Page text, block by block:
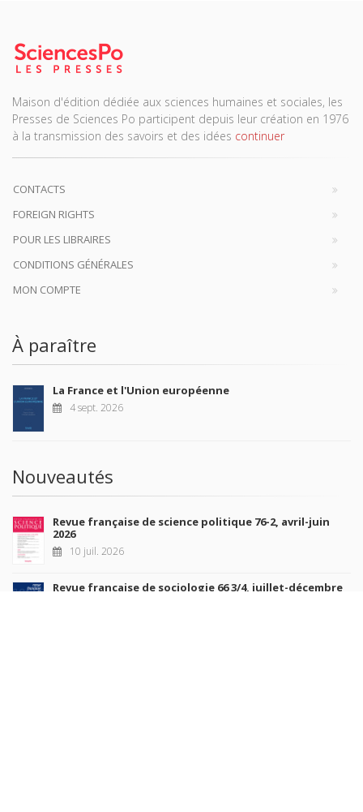
Maison d'édition dédiée aux sciences humaines et sociales, les
Presses de Sciences Po participent depuis leur création en 1976
à la transmission des savoirs et des idées continuer
CONTACTS
FOREIGN RIGHTS
POUR LES LIBRAIRES
CONDITIONS GÉNÉRALES
MON COMPTE
À paraître
La France et l'Union européenne
4 sept. 2026
Nouveautés
Revue française de science politique 76-2, avril-juin
2026
10 juil. 2026
Revue française de sociologie 66 3/4, juillet-décembre